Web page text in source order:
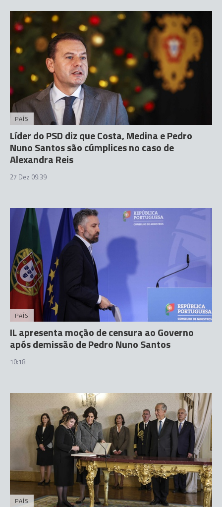
PAÍS
Líder do PSD diz que Costa, Medina e Pedro
Nuno Santos são cúmplices no caso de
Alexandra Reis
27 Dez 09:39
PAÍS
IL apresenta moção de censura ao Governo
após demissão de Pedro Nuno Santos
10:18
PAÍS